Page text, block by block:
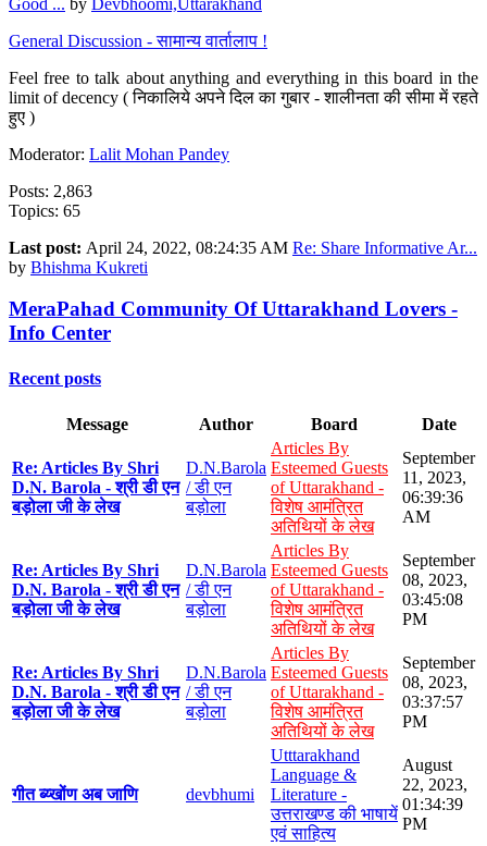
General Discussion - सामान्य वार्तालाप !
Feel free to talk about anything and everything in this board in the
limit of decency ( निकालिये अपने दिल का गुबार - शालीनता की सीमा में रहते
हुए )
Moderator: Lalit Mohan Pandey
Posts: 2,863
Topics: 65
Last post: April 24, 2022, 08:24:35 AM Re: Share Informative Ar...
by Bhishma Kukreti
MeraPahad Community Of Uttarakhand Lovers -
Info Center
Recent posts
Message Author Board Date
Re: Articles By Shri
D.N. Barola - श्री डी एन
बड़ोला जी के लेख
D.N.Barola
/ डी एन
बड़ोला
Articles By
Esteemed Guests
of Uttarakhand -
विशेष आमंत्रित
अतिथियों के लेख
September
11, 2023,
06:39:36
AM
Re: Articles By Shri
D.N. Barola - श्री डी एन
बड़ोला जी के लेख
D.N.Barola
/ डी एन
बड़ोला
Articles By
Esteemed Guests
of Uttarakhand -
विशेष आमंत्रित
अतिथियों के लेख
September
08, 2023,
03:45:08
PM
Re: Articles By Shri
D.N. Barola - श्री डी एन
बड़ोला जी के लेख
D.N.Barola
/ डी एन
बड़ोला
Articles By
Esteemed Guests
of Uttarakhand -
विशेष आमंत्रित
अतिथियों के लेख
September
08, 2023,
03:37:57
PM
गीत ब्य्खोंण अब जाणि devbhumi
Utttarakhand
Language &
Literature -
उत्तराखण्ड की भाषायें
एवं साहित्य
August
22, 2023,
01:34:39
PM